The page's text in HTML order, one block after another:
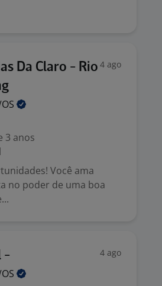
Da Claro - Rio 4 ago
3 anos
Você ama
no poder de uma boa
- 4 ago